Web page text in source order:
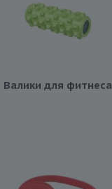
Валики для фитнеса